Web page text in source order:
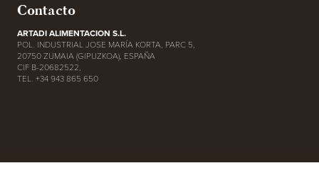
Contacto
ARTADI ALIMENTACION S.L.
POL. INDUSTRIAL JOSE MARÍA KORTA, PARC 5,
20750 ZUMAIA (GIPUZKOA), ESPAÑA
CIF B-20682522,
TEL. +34 943 865 650